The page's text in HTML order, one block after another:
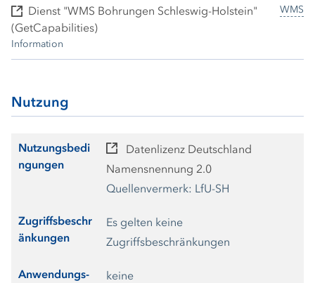
WMS
Dienst "WMS Bohrungen Schleswig-Holstein"
(GetCapabilities)
Information
Nutzung
Nutzungsbedi
ngungen
Datenlizenz Deutschland
Namensnennung 2.0
Quellenvermerk: LfU-SH
Zugriffsbeschr
änkungen
Es gelten keine
Zugriffsbeschränkungen
Anwendungs-
keine